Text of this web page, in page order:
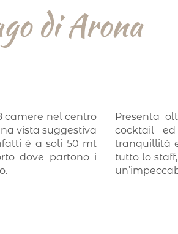
di Arona
camere nel centro
vista suggestiva
è a soli 50 mt
dove partono i
Presenta
cocktail
tranquillità
tutto lo